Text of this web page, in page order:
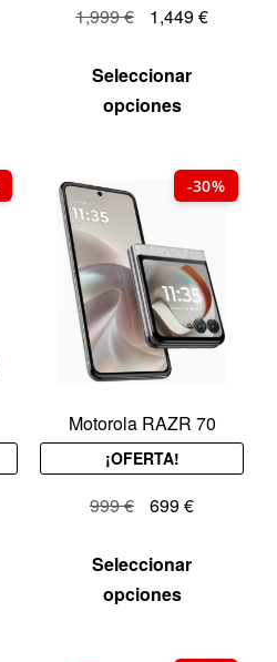
1,999€ 1,449€
Seleccionar
opciones
-30%
Motorola RAZR 70
¡OFERTA!
999€ 699€
Seleccionar
opciones